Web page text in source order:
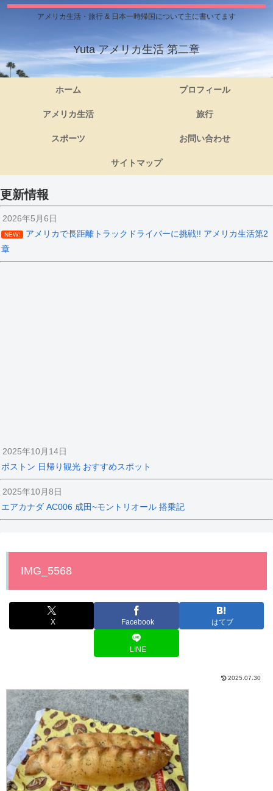
アメリカ生活・旅行 & 日本一時帰国について主に書いてます
Yuta アメリカ生活 第二章
ホーム プロフィール
アメリカ生活 旅行
スポーツ お問い合わせ
サイトマップ
更新情報
2026年5月6日
NEW!
アメリカで長距離トラックドライバーに挑戦!! アメリカ生活第2
章
2025年10月14日
ボストン 日帰り観光 おすすめスポット
2025年10月8日
エアカナダ AC006 成田~モントリオール 搭乗記
IMG_5568
X Facebook はてブ
LINE
2025.07.30